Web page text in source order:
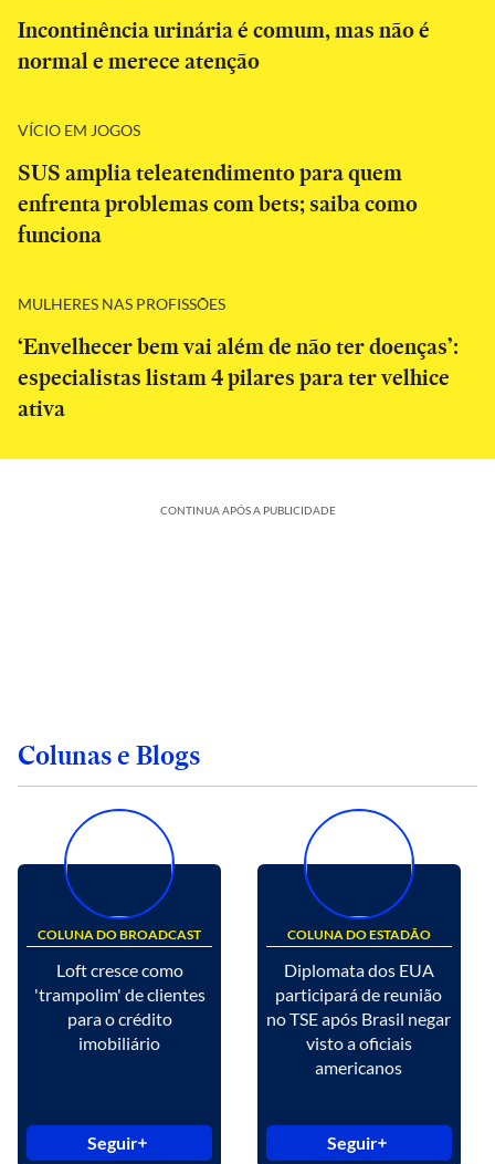
Incontinência urinária é comum, mas não é
normal e merece atenção
VÍCIO EM JOGOS
SUS amplia teleatendimento para quem
enfrenta problemas com bets; saiba como
funciona
MULHERES NAS PROFISSÕES
‘Envelhecer bem vai além de não ter doenças’:
especialistas listam 4 pilares para ter velhice
ativa
CONTINUA APÓS A PUBLICIDADE
Colunas e Blogs
COLUNA DO BROADCAST
Loft cresce como
'trampolim' de clientes
para o crédito
imobiliário
Seguir
COLUNA DO ESTADÃO
Diplomata dos EUA
participará de reunião
no TSE após Brasil negar
visto a oficiais
americanos
Seguir